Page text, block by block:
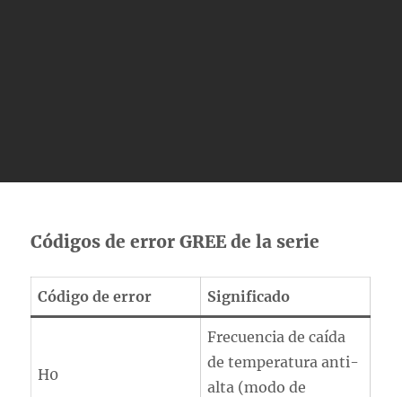
Códigos de error GREE de la serie
Código de error Significado
H0
Frecuencia de caída
de temperatura anti-
alta (modo de